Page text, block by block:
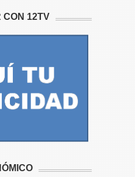
CON 12TV